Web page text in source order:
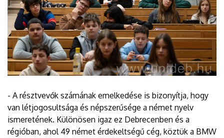
- A résztvevők számának emelkedése is bizonyítja, hogy
van létjogosultsága és népszerűsége a német nyelv
ismeretének. Különösen igaz ez Debrecenben és a
régióban, ahol 49 német érdekeltségű cég, köztük a BMW